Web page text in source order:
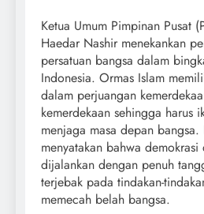
Ketua Umum Pimpinan Pusat
Haedar Nashir menekankan
persatuan bangsa dalam
Indonesia. Ormas Islam
dalam perjuangan
kemerdekaan sehingga harus
menjaga masa depan
menyatakan bahwa
dijalankan dengan penuh
terjebak pada tindakan-
memecah belah bangsa.